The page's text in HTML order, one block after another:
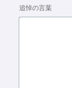
追悼の言葉